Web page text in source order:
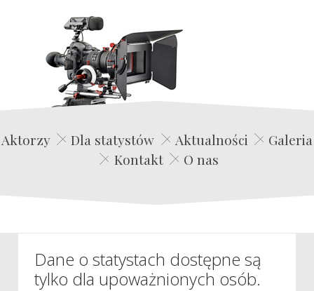
Edwin Film Agencja Aktorska
Aktorzy Dla statystów Aktualności
Galeria
Kontakt
O nas
Dane o statystach dostępne są
tylko dla upoważnionych osób.